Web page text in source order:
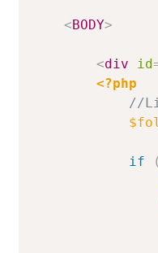
<BODY>
<div id
<?php
//
if (